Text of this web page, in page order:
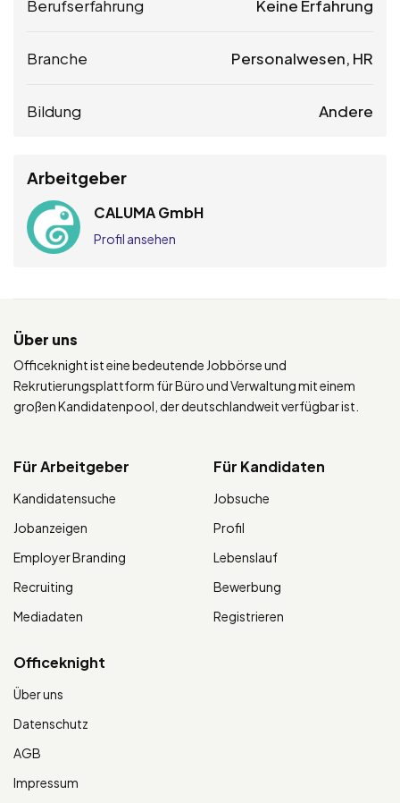
Berufserfahrung Keine Erfahrung
Branche Personalwesen, HR
Bildung Andere
Arbeitgeber
CALUMA GmbH
Profil ansehen
Über uns
Officeknight ist eine bedeutende Jobbörse und
Rekrutierungsplattform für Büro und Verwaltung mit einem
großen Kandidatenpool, der deutschlandweit verfügbar ist.
Für Arbeitgeber
Kandidatensuche
Jobanzeigen
Employer Branding
Recruiting
Mediadaten
Für Kandidaten
Jobsuche
Profil
Lebenslauf
Bewerbung
Registrieren
Officeknight
Über uns
Datenschutz
AGB
Impressum